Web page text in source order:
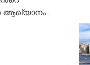
ആഖ്യാനം .